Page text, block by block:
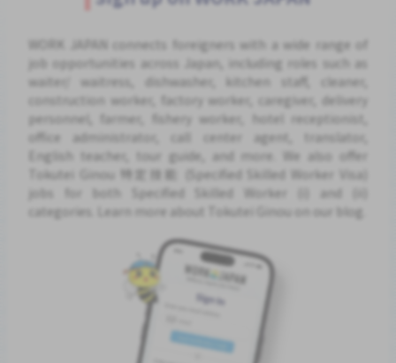
WORK JAPAN connects foreigners with a wide range of
job opportunities across Japan, including roles such as
waiter/ waitress, dishwasher, kitchen staff, cleaner,
construction worker, factory worker, caregiver, delivery
personnel, farmer, fishery worker, hotel receptionist,
office administrator, call center agent, translator,
English teacher, tour guide, and more. We also offer
Tokutei Ginou 特定技能 (Specified Skilled Worker Visa)
jobs for both Specified Skilled Worker (i) and (ii)
categories. Learn more about Tokutei Ginou on our blog.